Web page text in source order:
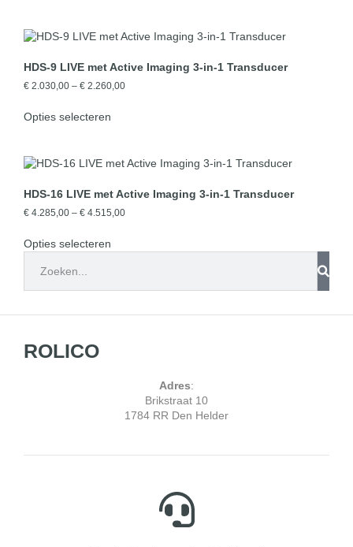
HDS-9 LIVE met Active Imaging 3-in-1 Transducer
€ 2.030,00 – € 2.260,00
Opties selecteren
HDS-16 LIVE met Active Imaging 3-in-1 Transducer
€ 4.285,00 – € 4.515,00
Opties selecteren
ROLICO
Adres:
Brikstraat 10
1784 RR Den Helder